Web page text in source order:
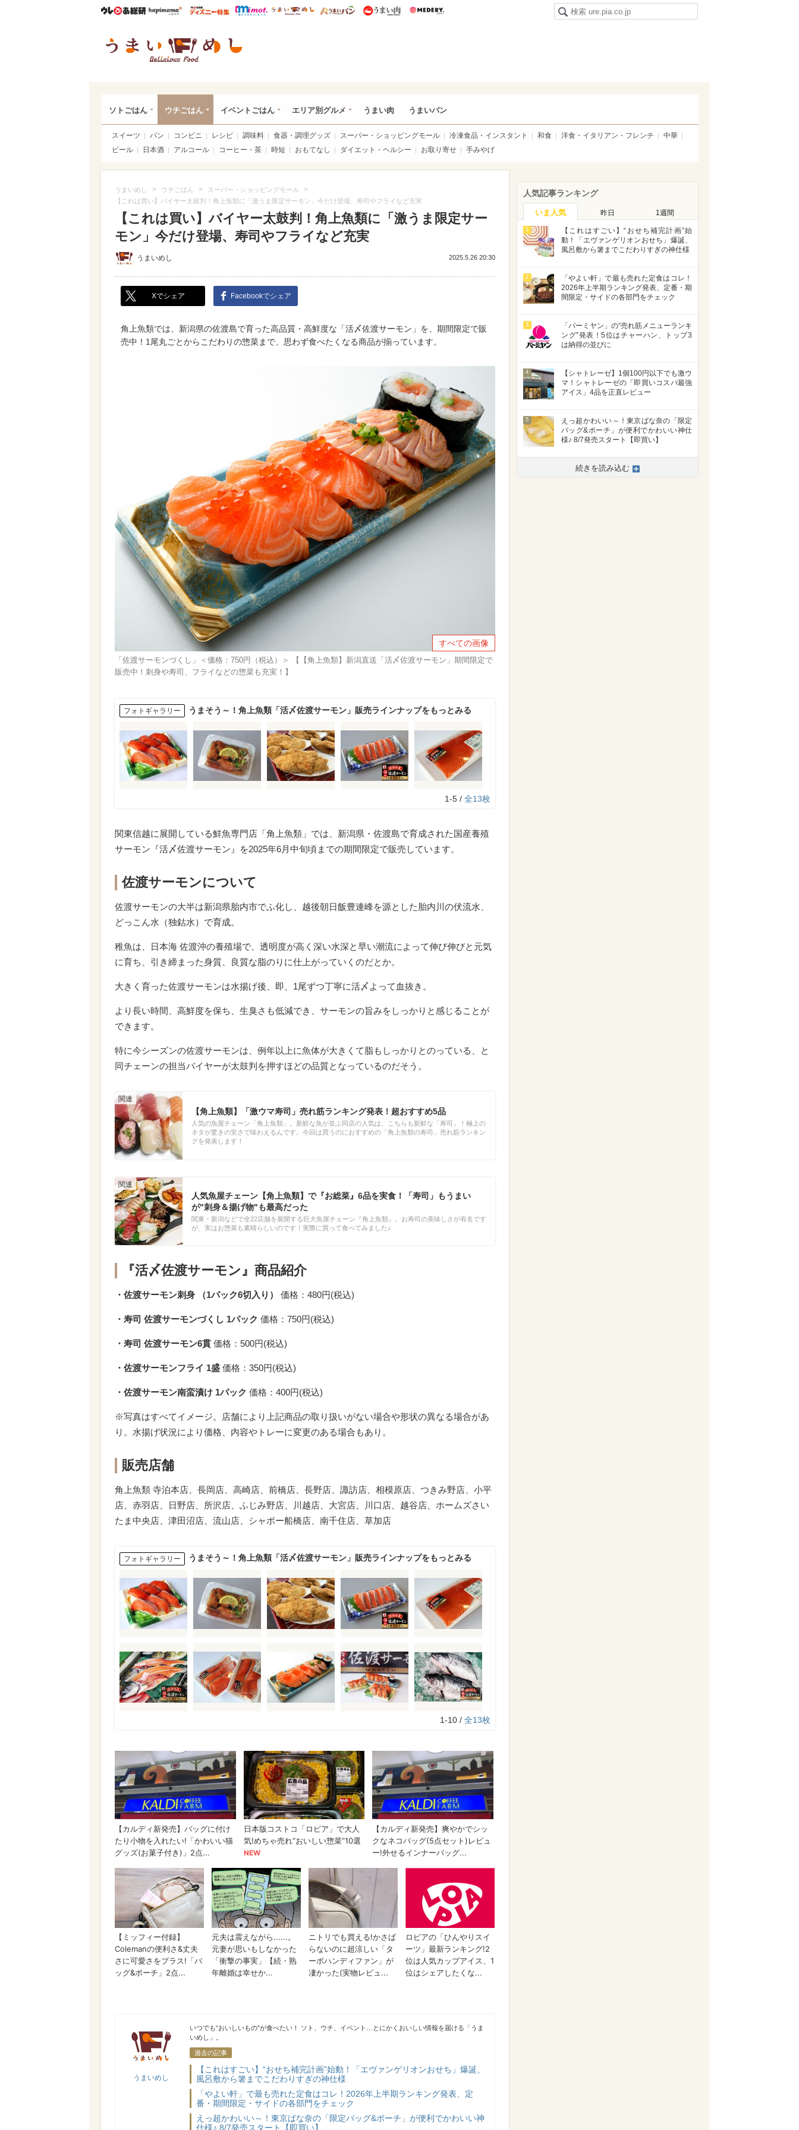
ウレぴあ総研ハピママ* ウレぴあ総研 ディズニー特集
mimot. うまいめし うまいパン うまい肉
ソトごはん ウチごはん イベントごはん エリア別グルメ うまい肉 うまいパン
スイーツ パン コンビニ レシピ 調味料 食器・調理グッズ スーパー・ショッピングモール 冷凍食品・インスタント 和食 洋食・イタリアン・フレンチ
中華
ビール
日本酒 アルコール コーヒー・茶 時短 おもてなし ダイエット・ヘルシー お取り寄せ 手みやげ
うまいめし > ウチごはん > スーパー・ショッピングモール >
【これは買い】バイヤー太鼓判！角上魚類に「激うま限定サーモン」今だけ登場、寿司やフライなど充実
【これは買い】バイヤー太鼓判！角上魚類に「激うま限定サー
モン」今だけ登場、寿司やフライなど充実
うまいめし 2025.5.26 20:30
Xでシェア Facebookでシェア
角上魚類では、新潟県の佐渡島で育った高品質・高鮮度な「活〆佐渡サーモン」を、期間限定で販
売中！1尾丸ごとからこだわりの惣菜まで、思わず食べたくなる商品が揃っています。
すべての画像
「佐渡サーモンづくし」＜価格：750円（税込）＞ 【【角上魚類】新潟直送「活〆佐渡サーモン」期間限定で
販売中！刺身や寿司、フライなどの惣菜も充実！】
フォトギャラリー うまそう～！角上魚類「活〆佐渡サーモン」販売ラインナップをもっとみる
1-5 / 全13枚
関東信越に展開している鮮魚専門店「角上魚類」では、新潟県・佐渡島で育成された国産養殖
サーモン『活〆佐渡サーモン』を2025年6月中旬頃までの期間限定で販売しています。
佐渡サーモンについて
佐渡サーモンの大半は新潟県胎内市でふ化し、越後朝日飯豊連峰を源とした胎内川の伏流水、
どっこん水（独鈷水）で育成。
稚魚は、日本海 佐渡沖の養殖場で、透明度が高く深い水深と早い潮流によって伸び伸びと元気
に育ち、引き締まった身質、良質な脂のりに仕上がっていくのだとか。
大きく育った佐渡サーモンは水揚げ後、即、1尾ずつ丁寧に活〆よって血抜き。
より長い時間、高鮮度を保ち、生臭さも低減でき、サーモンの旨みをしっかりと感じることが
できます。
特に今シーズンの佐渡サーモンは、例年以上に魚体が大きくて脂もしっかりとのっている、と
同チェーンの担当バイヤーが太鼓判を押すほどの品質となっているのだそう。
【角上魚類】「激ウマ寿司」売れ筋ランキング発表！超おすすめ5品
人気の魚屋チェーン「角上魚類」。新鮮な魚が並ぶ同店の人気は、こちらも新鮮な「寿司」！極上の
ネタが驚きの安さで味わえるんです。今回は買うのにおすすめの「角上魚類の寿司」売れ筋ランキン
グを発表します！
人気魚屋チェーン【角上魚類】で『お総菜』6品を実食！「寿司」もうまい
が"刺身＆揚げ物"も最高だった
関東・新潟などで全22店舗を展開する巨大魚屋チェーン『角上魚類』。お寿司の美味しさが有名です
が、実はお惣菜も素晴らしいのです！実際に買って食べてみました♪
『活〆佐渡サーモン』商品紹介
・佐渡サーモン刺身 （1パック6切入り） 価格：480円(税込)
・寿司 佐渡サーモンづくし 1パック 価格：750円(税込)
・寿司 佐渡サーモン6貫 価格：500円(税込)
・佐渡サーモンフライ 1盛 価格：350円(税込)
・佐渡サーモン南蛮漬け 1パック 価格：400円(税込)
※写真はすべてイメージ。店舗により上記商品の取り扱いがない場合や形状の異なる場合があ
り。水揚げ状況により価格、内容やトレーに変更のある場合もあり。
販売店舗
角上魚類 寺泊本店、長岡店、高崎店、前橋店、長野店、諏訪店、相模原店、つきみ野店、小平
店、赤羽店、日野店、所沢店、ふじみ野店、川越店、大宮店、川口店、越谷店、ホームズさい
たま中央店、津田沼店、流山店、シャポー船橋店、南千住店、草加店
フォトギャラリー うまそう～！角上魚類「活〆佐渡サーモン」販売ラインナップをもっとみる
1-10 / 全13枚
うまいめし
うまいめし
いつでも“おいしいもの”が食べたい！ ソト、ウチ、イベント…とにかくおいしい情報を届ける「うま
いめし」。
過去の記事
【これはすごい】“おせち補完計画”始動！「エヴァンゲリオンおせち」爆誕、
風呂敷から箸までこだわりすぎの神仕様
「やよい軒」で最も売れた定食はコレ！2026年上半期ランキング発表、定
番・期間限定・サイドの各部門をチェック
えっ超かわいい～！東京ばな奈の「限定バッグ&ポーチ」が便利でかわいい神
仕様♪ 8/7発売スタート【即買い】
人気記事ランキング
いま人気 昨日 1週間
1
【これはすごい】“おせち補完計画”始
動！「エヴァンゲリオンおせち」爆誕、
風呂敷から箸までこだわりすぎの神仕様
2
「やよい軒」で最も売れた定食はコレ！
2026年上半期ランキング発表、定番・期
間限定・サイドの各部門をチェック
3
「バーミヤン」の“売れ筋メニューランキ
ング”発表！5位はチャーハン、トップ3
は納得の並びに
4
【シャトレーゼ】1個100円以下でも激ウ
マ！シャトレーゼの「即買いコスパ最強
アイス」4品を正直レビュー
5
えっ超かわいい～！東京ばな奈の「限定
バッグ&ポーチ」が便利でかわいい神仕
様♪ 8/7発売スタート【即買い】
続きを読み込む